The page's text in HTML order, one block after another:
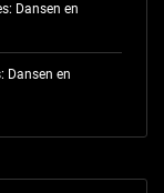
Dansen en
Dansen en